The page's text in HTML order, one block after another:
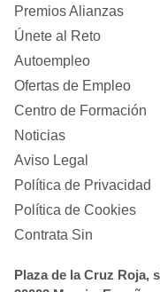
Premios Alianzas
Únete al Reto
Autoempleo
Ofertas de Empleo
Centro de Formación
Noticias
Aviso Legal
Política de Privacidad
Política de Cookies
Contrata Sin
Plaza de la Cruz Roja,